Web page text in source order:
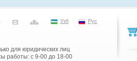
Узб Рус
для юридических лиц
работы: с 9-00 до 18-00